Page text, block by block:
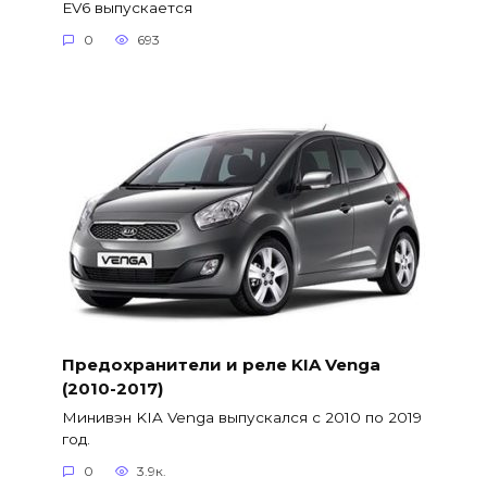
EV6 выпускается
0 693
Предохранители и реле KIA Venga
(2010-2017)
Минивэн KIA Venga выпускался с 2010 по 2019
год.
0 3.9к.